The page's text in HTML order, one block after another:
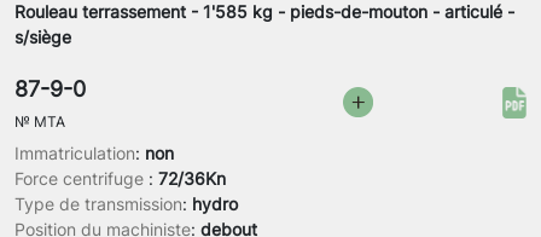
Rouleau terrassement - 1'585 kg - pieds-de-mouton - articulé -
s/siège
Immatriculation: non
Force centrifuge : 72/36Kn
Type de transmission: hydro
Position du machiniste: debout
87-9-0
№ MTA